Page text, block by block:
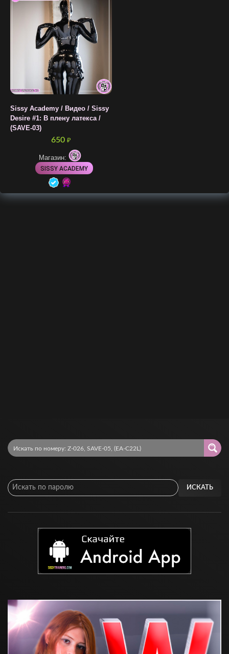
Sissy Academy / Видео / Sissy
Desire #1: В плену латекса /
(SAVE-03)
650 ₽
Магазин:
SISSY ACADEMY
ИСКАТЬ